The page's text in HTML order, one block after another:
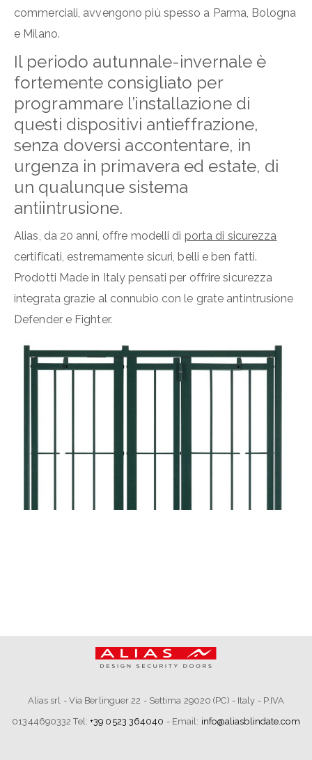
commerciali, avvengono più spesso a Parma, Bologna
e Milano.
Il periodo autunnale-invernale è
fortemente consigliato per
programmare l’installazione di
questi dispositivi antieffrazione,
senza doversi accontentare, in
urgenza in primavera ed estate, di
un qualunque sistema
antiintrusione.
Alias, da 20 anni, offre modelli di porta di sicurezza
certificati, estremamente sicuri, belli e ben fatti.
Prodotti Made in Italy pensati per offrire sicurezza
integrata grazie al connubio con le grate antintrusione
Defender e Fighter.
Alias srl - Via Berlinguer 22 - Settima 29020 (PC) - Italy - P.IVA
01344690332 Tel: +39 0523 364040 - Email: info@aliasblindate.com